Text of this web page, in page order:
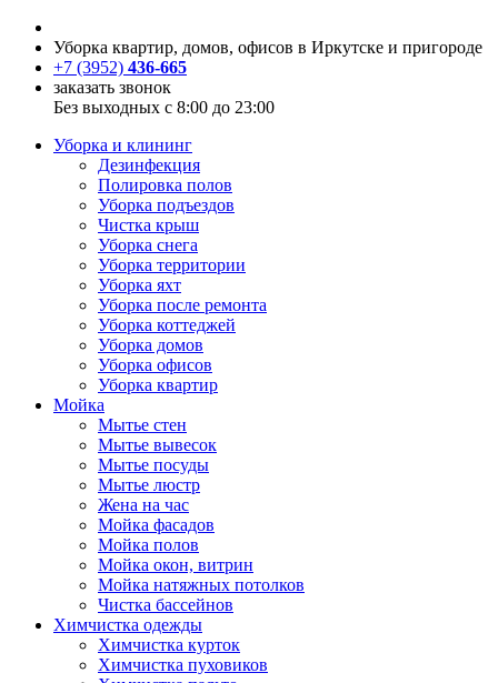
Уборка квартир, домов, офисов в Иркутске и пригороде
+7 (3952) 436-665
заказать звонок
Без выходных с 8:00 до 23:00
Уборка и клининг
Дезинфекция
Полировка полов
Уборка подъездов
Чистка крыш
Уборка снега
Уборка территории
Уборка яхт
Уборка после ремонта
Уборка коттеджей
Уборка домов
Уборка офисов
Уборка квартир
Мойка
Мытье стен
Мытье вывесок
Мытье посуды
Мытье люстр
Жена на час
Мойка фасадов
Мойка полов
Мойка окон, витрин
Мойка натяжных потолков
Чистка бассейнов
Химчистка одежды
Химчистка курток
Химчистка пуховиков